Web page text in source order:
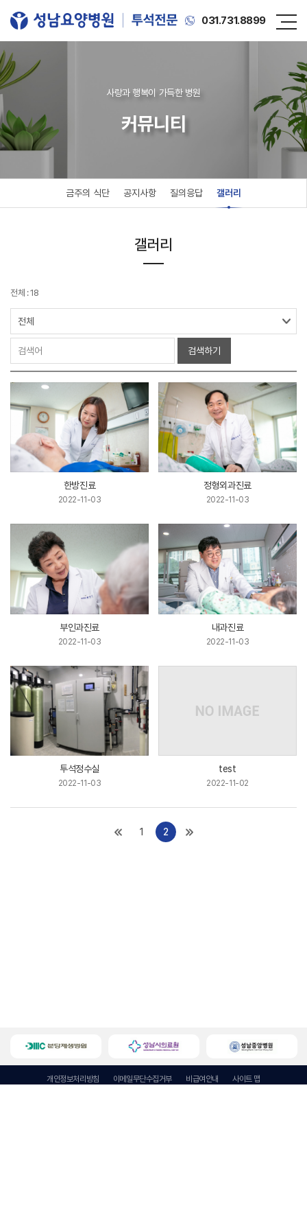
031.731.8899
사랑과 행복이 가득한 병원
커뮤니티
금주의 식단 공지사항 질의응답 갤러리
갤러리
전체 : 18
검색하기
한방진료
2022-11-03
정형외과진료
2022-11-03
부인과진료
2022-11-03
내과진료
2022-11-03
투석정수실
2022-11-03
test
2022-11-02
1 2
개인정보처리방침 이메일무단수집거부 비급여안내 사이트 맵